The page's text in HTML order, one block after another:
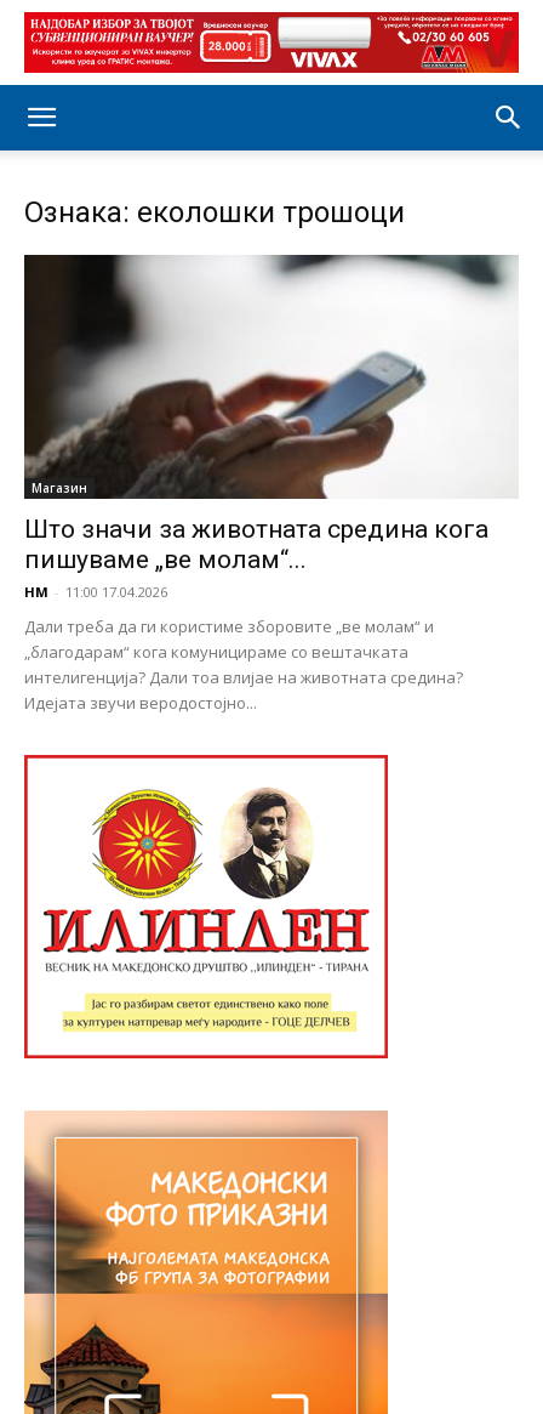
Ознака: еколошки трошоци
Магазин
Што значи за животната средина кога
пишуваме „ве молам“...
НМ - 11:00 17.04.2026
Дали треба да ги користиме зборовите „ве молам“ и
„благодарам“ кога комуницираме со вештачката
интелигенција? Дали тоа влијае на животната средина?
Идејата звучи веродостојно...